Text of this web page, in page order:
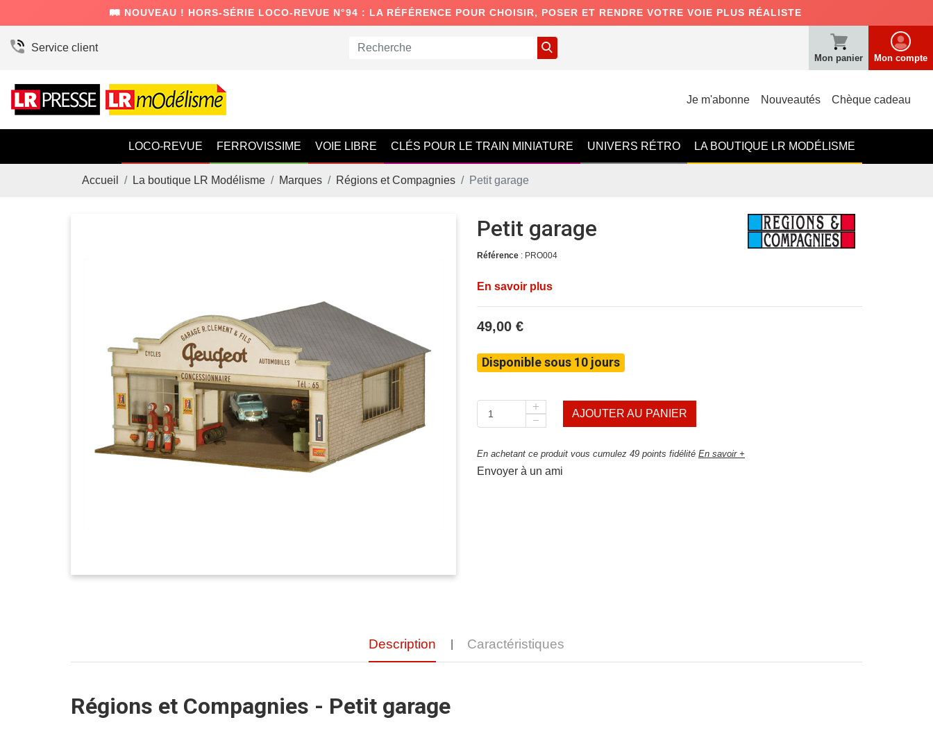
🛤️ NOUVEAU ! HORS-SÉRIE LOCO-REVUE N°94 : LA RÉFÉRENCE POUR CHOISIR, POSER ET RENDRE VOTRE VOIE PLUS RÉALISTE
Service client
Mon panier Mon compte
Je m'abonne Nouveautés Chèque cadeau
LOCO-REVUE FERROVISSIME VOIE LIBRE CLÉS POUR LE TRAIN MINIATURE UNIVERS RÉTRO LA BOUTIQUE LR MODÉLISME
Accueil La boutique LR Modélisme Marques Régions et Compagnies Petit garage
Petit garage
Référence : PRO004
En savoir plus
49,00 €
Disponible sous 10 jours
AJOUTER AU PANIER
En achetant ce produit vous cumulez 49 points fidélité En savoir +
Envoyer à un ami
Description Caractéristiques
Régions et Compagnies - Petit garage